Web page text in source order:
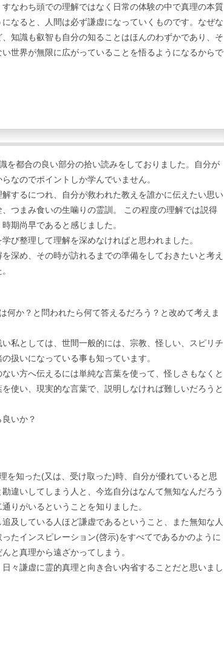
なわち頭での理解ではなく日常の体験の中で真理の本質
になると、人間は必ず謙虚になっていくものです。なぜな
知識も叡智も自分の知ることはほんのわずかであり、そ
世界が無限に広がっていることを悟るようになるからで
を都合の良い部分の拾い読みをしておりました。自分が
なのでポイントしか学んでいません。
解するにつれ、自分が救われた教えを誰かに伝えたい思い
つまみ食いの生噛りの霊訓。 この程度の理解では説得
期尚早であると感じました。
び整理して理解を深めなければと思われました。
深め、その時が訪れるまでの準備をしておきたいと考え
何か？と問われたら何て答えるだろう？と改めて考えま
私としては、世間一般的には、宗教、怪しい、スピリチ
扱いになっている事も知っています。
い方へ伝えるには単純な言葉を使って、怪しさもなくと
使い、現実的な言葉で、説明しなければ難しいだろうと
いか？
を知った(又は、受け取った)時、自分が優れていると思
違いしてしまう人と、今迄自分はなんて無知なんだろう
りがいるということを知りました。
及している人ほど謙虚であるということ、また無知な人
たインスピレーション(啓示)をすべてであるかのように
と真理から遠ざかってしまう。
々謙虚に霊的真理と向き合い内省することだと思いまし